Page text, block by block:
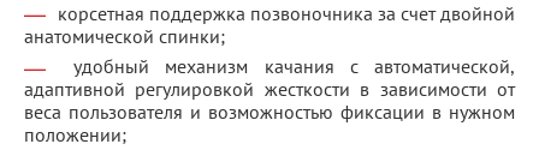
корсетная поддержка позвоночника за счет двойной
анатомической спинки;
удобный механизм качания с автоматической,
адаптивной регулировкой жесткости в зависимости от
веса пользователя и возможностью фиксации в нужном
положении;